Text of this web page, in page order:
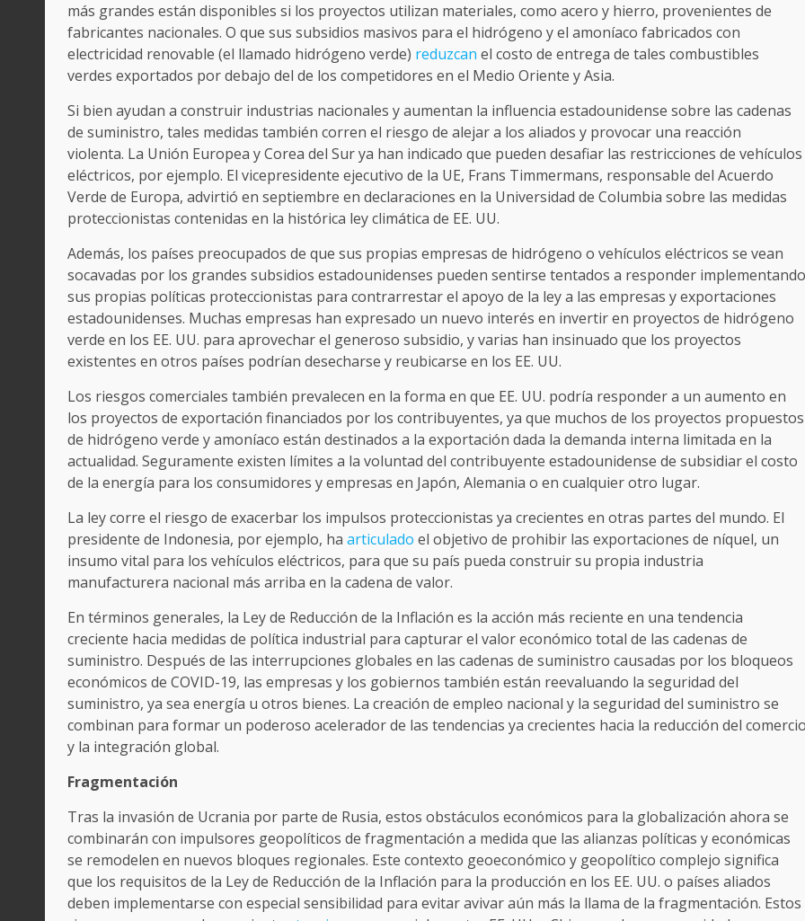
más grandes están disponibles si los proyectos utilizan materiales, como acero y hierro, provenientes de
fabricantes nacionales. O que sus subsidios masivos para el hidrógeno y el amoníaco fabricados con
electricidad renovable (el llamado hidrógeno verde) reduzcan el costo de entrega de tales combustibles
verdes exportados por debajo del de los competidores en el Medio Oriente y Asia.
Si bien ayudan a construir industrias nacionales y aumentan la influencia estadounidense sobre las cadenas
de suministro, tales medidas también corren el riesgo de alejar a los aliados y provocar una reacción
violenta. La Unión Europea y Corea del Sur ya han indicado que pueden desafiar las restricciones de vehículos
eléctricos, por ejemplo. El vicepresidente ejecutivo de la UE, Frans Timmermans, responsable del Acuerdo
Verde de Europa, advirtió en septiembre en declaraciones en la Universidad de Columbia sobre las medidas
proteccionistas contenidas en la histórica ley climática de EE. UU.
Además, los países preocupados de que sus propias empresas de hidrógeno o vehículos eléctricos se vean
socavadas por los grandes subsidios estadounidenses pueden sentirse tentados a responder implementando
sus propias políticas proteccionistas para contrarrestar el apoyo de la ley a las empresas y exportaciones
estadounidenses. Muchas empresas han expresado un nuevo interés en invertir en proyectos de hidrógeno
verde en los EE. UU. para aprovechar el generoso subsidio, y varias han insinuado que los proyectos
existentes en otros países podrían desecharse y reubicarse en los EE. UU.
Los riesgos comerciales también prevalecen en la forma en que EE. UU. podría responder a un aumento en
los proyectos de exportación financiados por los contribuyentes, ya que muchos de los proyectos propuestos
de hidrógeno verde y amoníaco están destinados a la exportación dada la demanda interna limitada en la
actualidad. Seguramente existen límites a la voluntad del contribuyente estadounidense de subsidiar el costo
de la energía para los consumidores y empresas en Japón, Alemania o en cualquier otro lugar.
La ley corre el riesgo de exacerbar los impulsos proteccionistas ya crecientes en otras partes del mundo. El
presidente de Indonesia, por ejemplo, ha articulado el objetivo de prohibir las exportaciones de níquel, un
insumo vital para los vehículos eléctricos, para que su país pueda construir su propia industria
manufacturera nacional más arriba en la cadena de valor.
En términos generales, la Ley de Reducción de la Inflación es la acción más reciente en una tendencia
creciente hacia medidas de política industrial para capturar el valor económico total de las cadenas de
suministro. Después de las interrupciones globales en las cadenas de suministro causadas por los bloqueos
económicos de COVID-19, las empresas y los gobiernos también están reevaluando la seguridad del
suministro, ya sea energía u otros bienes. La creación de empleo nacional y la seguridad del suministro se
combinan para formar un poderoso acelerador de las tendencias ya crecientes hacia la reducción del
y la integración global.
Fragmentación
Tras la invasión de Ucrania por parte de Rusia, estos obstáculos económicos para la globalización ahora se
combinarán con impulsores geopolíticos de fragmentación a medida que las alianzas políticas y económicas
se remodelen en nuevos bloques regionales. Este contexto geoeconómico y geopolítico complejo significa
que los requisitos de la Ley de Reducción de la Inflación para la producción en los EE. UU. o países aliados
deben implementarse con especial sensibilidad para evitar avivar aún más la llama de la fragmentación. Estos